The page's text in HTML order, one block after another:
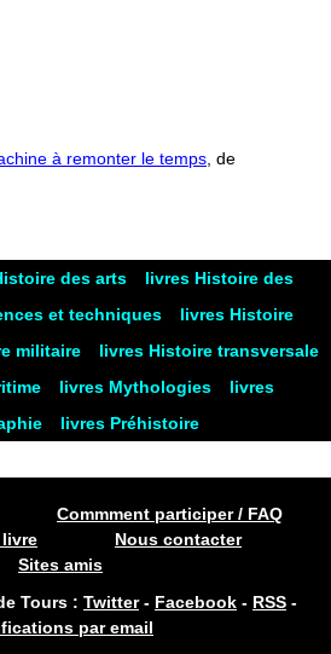
à remonter le temps, de
des arts
livres Histoire des
et techniques
livres Histoire
militaire
livres Histoire transversale
livres Mythologies
livres
livres Préhistoire
Commment participer / FAQ
Nous contacter
Sites amis
Tours : Twitter- Facebook - RSS -
par email